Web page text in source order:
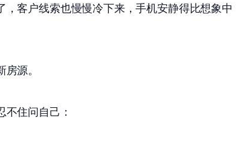
客户线索也慢慢冷下来，手机安静得比想象中
源。
住问自己：